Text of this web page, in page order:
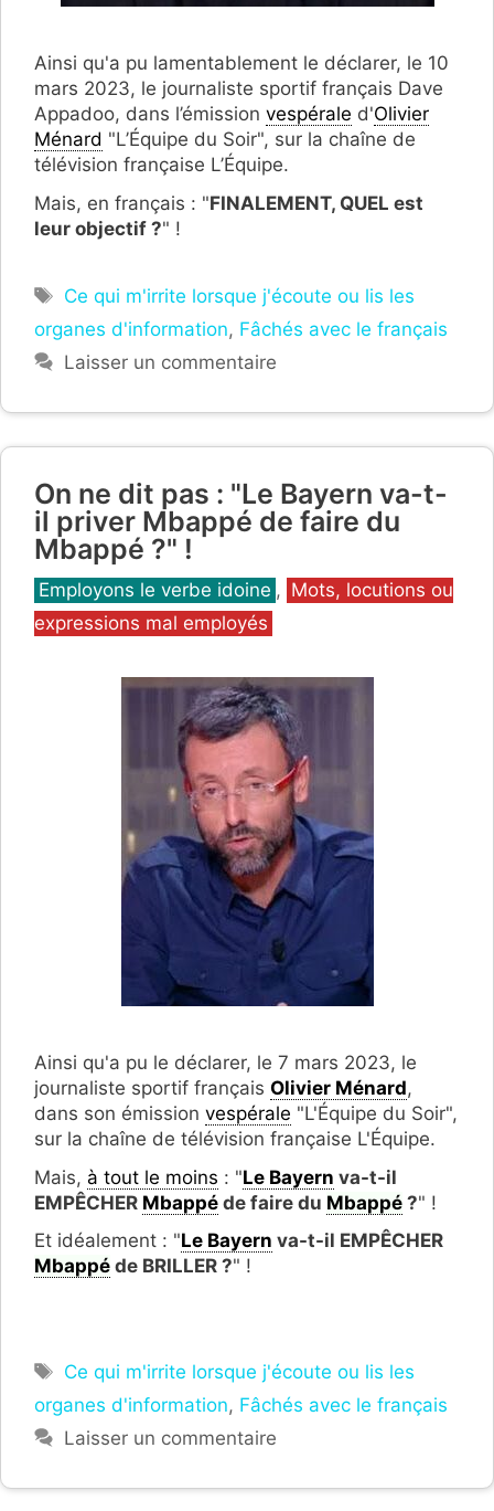
Ainsi qu'a pu lamentablement le déclarer, le 10
mars 2023, le journaliste sportif français Dave
Appadoo, dans l’émission vespérale d'Olivier
Ménard "L’Équipe du Soir", sur la chaîne de
télévision française L’Équipe.
Mais, en français : "FINALEMENT, QUEL est
leur objectif ?" !
Étiquettes
Ce qui m'irrite lorsque j'écoute ou lis les
organes d'information, Fâchés avec le français
Laisser un commentaire
On ne dit pas : "Le Bayern va-t-
il priver Mbappé de faire du
Mbappé ?" !
Catégories
Employons le verbe idoine , Mots, locutions ou
expressions mal employés
Ainsi qu'a pu le déclarer, le 7 mars 2023, le
journaliste sportif français Olivier Ménard,
dans son émission vespérale "L'Équipe du Soir",
sur la chaîne de télévision française L'Équipe.
Mais, à tout le moins : "Le Bayern va-t-il
EMPÊCHER Mbappé de faire du Mbappé ?" !
Et idéalement : "Le Bayern va-t-il EMPÊCHER
Mbappé de BRILLER ?" !
Étiquettes
Ce qui m'irrite lorsque j'écoute ou lis les
organes d'information, Fâchés avec le français
Laisser un commentaire